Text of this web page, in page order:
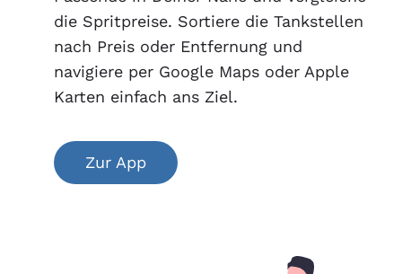
die Spritpreise. Sortiere die Tankstellen
nach Preis oder Entfernung und
navigiere per Google Maps oder Apple
Karten einfach ans Ziel.
Zur App